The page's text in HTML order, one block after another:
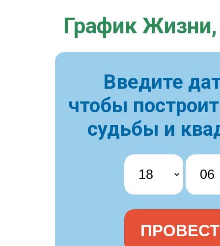
График Жизни,
Введите
чтобы
судьбы и